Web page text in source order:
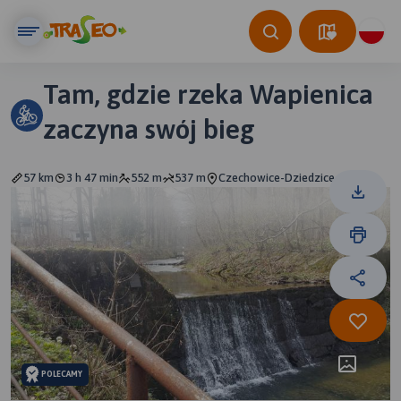
Tam, gdzie rzeka Wapienica
zaczyna swój bieg
57 km 3 h 47 min 552 m 537 m Czechowice-Dziedzice
POLECAMY